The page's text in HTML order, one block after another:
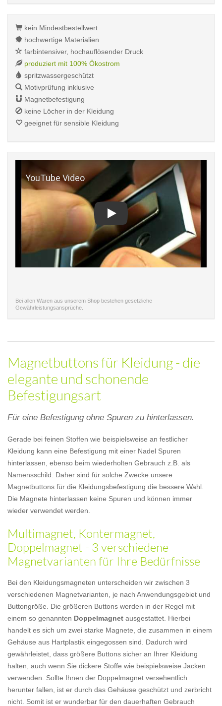
kein Mindestbestellwert
hochwertige Materialien
farbintensiver, hochauflösender Druck
produziert mit 100% Ökostrom
spritzwassergeschützt
Motivprüfung inklusive
Magnetbefestigung
keine Löcher in der Kleidung
geeignet für sensible Kleidung
Bei allen Waren aus unserem Shop bestehen gesetzliche
Gewährleistungsansprüche.
Magnetbuttons für Kleidung - die
elegante und schonende
Befestigungsart
Für eine Befestigung ohne Spuren zu hinterlassen.
Gerade bei feinen Stoffen wie beispielsweise an festlicher
Kleidung kann eine Befestigung mit einer Nadel Spuren
hinterlassen, ebenso beim wiederholten Gebrauch z.B. als
Namensschild. Daher sind für solche Zwecke unsere
Magnetbuttons für die Kleidungsbefestigung die bessere Wahl.
Die Magnete hinterlassen keine Spuren und können immer
wieder verwendet werden.
Multimagnet, Kontermagnet,
Doppelmagnet - 3 verschiedene
Magnetvarianten für Ihre Bedürfnisse
Bei den Kleidungsmagneten unterscheiden wir zwischen 3
verschiedenen Magnetvarianten, je nach Anwendungsgebiet und
Buttongröße. Die größeren Buttons werden in der Regel mit
einem so genannten Doppelmagnet ausgestattet. Hierbei
handelt es sich um zwei starke Magnete, die zusammen in einem
Gehäuse aus Hartplastik eingegossen sind. Dadurch wird
gewährleistet, dass größere Buttons sicher an Ihrer Kleidung
halten, auch wenn Sie dickere Stoffe wie beispielsweise Jacken
verwenden. Sollte Ihnen der Doppelmagnet versehentlich
herunter fallen, ist er durch das Gehäuse geschützt und zerbricht
nicht. Somit ist er wunderbar für den dauerhaften Gebrauch